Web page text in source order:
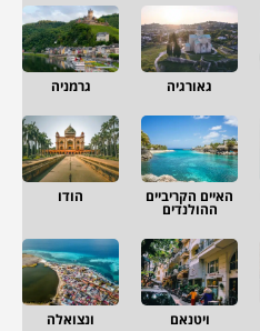
גאורגיה גרמניה
האיים הקריביים
ההולנדים
הודו
ויטנאם ונצואלה